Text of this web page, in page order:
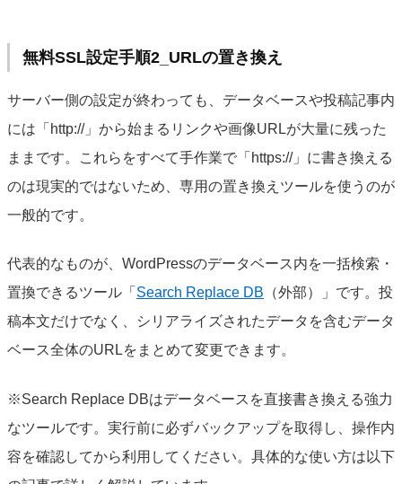
無料SSL設定手順2_URLの置き換え
サーバー側の設定が終わっても、データベースや投稿記事内
には「http://」から始まるリンクや画像URLが大量に残った
ままです。これらをすべて手作業で「https://」に書き換える
のは現実的ではないため、専用の置き換えツールを使うのが
一般的です。
代表的なものが、WordPressのデータベース内を一括検索・
置換できるツール「 Search Replace DB （外部）」です。投
稿本文だけでなく、シリアライズされたデータを含むデータ
ベース全体のURLをまとめて変更できます。
※Search Replace DBはデータベースを直接書き換える強力
なツールです。実行前に必ずバックアップを取得し、操作内
容を確認してから利用してください。具体的な使い方は以下